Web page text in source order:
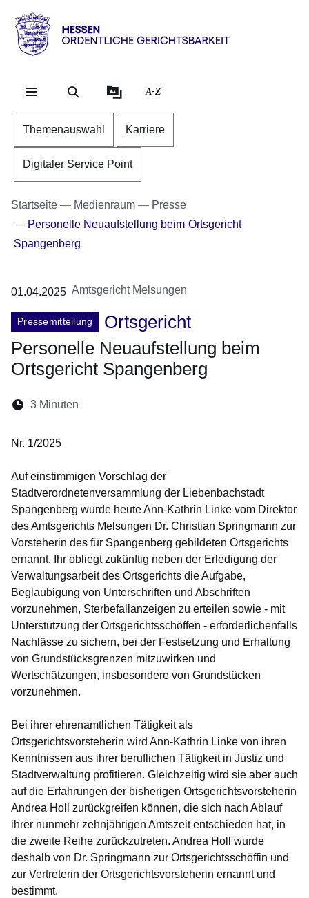
Direkt zum Kopf der
Direkt zum Inhalt
Direkt zum Fuß der
Hessen
Ordentliche
Gerichtsbarkeit
A-Z
Themenauswahl Karriere
Digitaler Service Point
Startseite Medienraum
Presse
Personelle Neuaufstellung beim Ortsgericht
Spangenberg
01.04.2025 Amtsgericht Melsungen
Pressemitteilung
Ortsgericht
Personelle Neuaufstellung beim
Ortsgericht Spangenberg
Lesedauer:
3 Minuten
Nr. 1/2025
Auf einstimmigen Vorschlag der
Stadtverordnetenversammlung der Liebenbachstadt
Spangenberg wurde heute Ann-Kathrin Linke vom Direktor
des Amtsgerichts Melsungen Dr. Christian Springmann zur
Vorsteherin des für Spangenberg gebildeten Ortsgerichts
ernannt. Ihr obliegt zukünftig neben der Erledigung der
Verwaltungsarbeit des Ortsgerichts die Aufgabe,
Beglaubigung von Unterschriften und Abschriften
vorzunehmen, Sterbefallanzeigen zu erteilen sowie - mit
Unterstützung der Ortsgerichtsschöffen - erforderlichenfalls
Nachlässe zu sichern, bei der Festsetzung und Erhaltung
von Grundstücksgrenzen mitzuwirken und
Wertschätzungen, insbesondere von Grundstücken
vorzunehmen.
Bei ihrer ehrenamtlichen Tätigkeit als
Ortsgerichtsvorsteherin wird Ann-Kathrin Linke von ihren
Kenntnissen aus ihrer beruflichen Tätigkeit in Justiz und
Stadtverwaltung profitieren. Gleichzeitig wird sie aber auch
auf die Erfahrungen der bisherigen Ortsgerichtsvorsteherin
Andrea Holl zurückgreifen können, die sich nach Ablauf
ihrer nunmehr zehnjährigen Amtszeit entschieden hat, in
die zweite Reihe zurückzutreten. Andrea Holl wurde
deshalb von Dr. Springmann zur Ortsgerichtsschöffin und
zur Vertreterin der Ortsgerichtsvorsteherin ernannt und
bestimmt.